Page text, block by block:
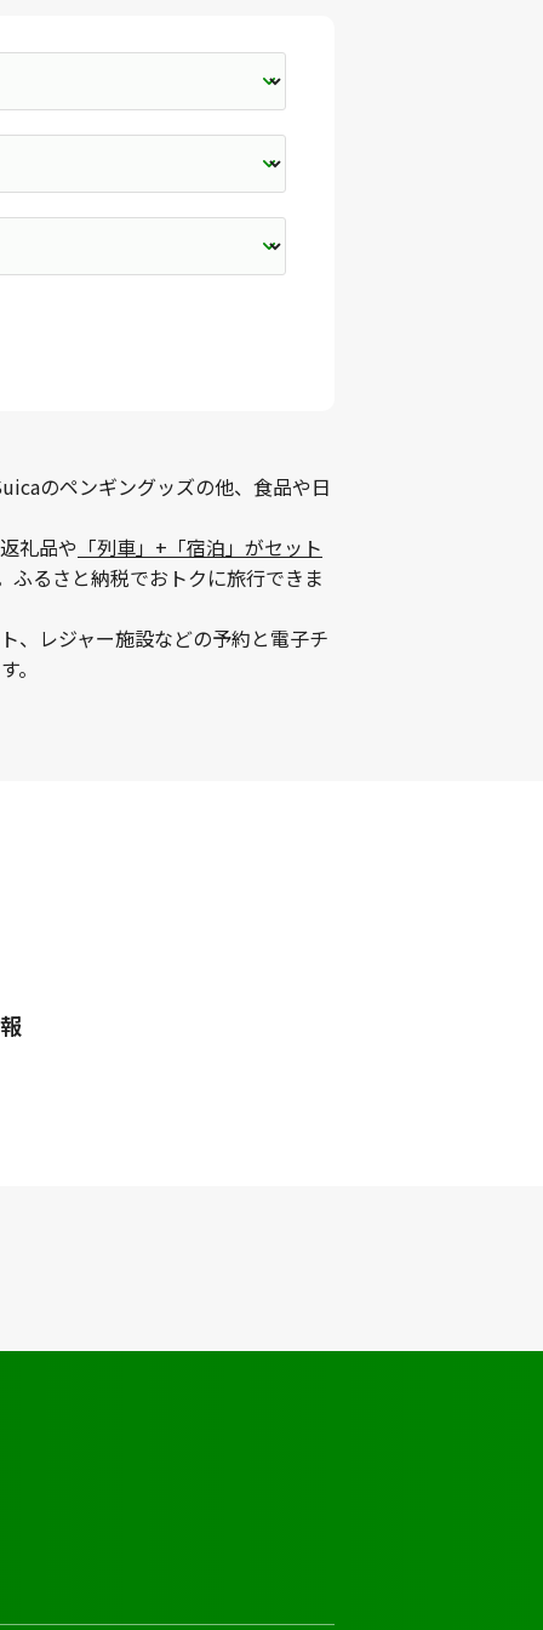
のペンギングッズの他、食品や日
礼品や 「列車」+「宿泊」がセット
ふるさと納税でおトクに旅行できま
、レジャー施設などの予約と電子チ
。